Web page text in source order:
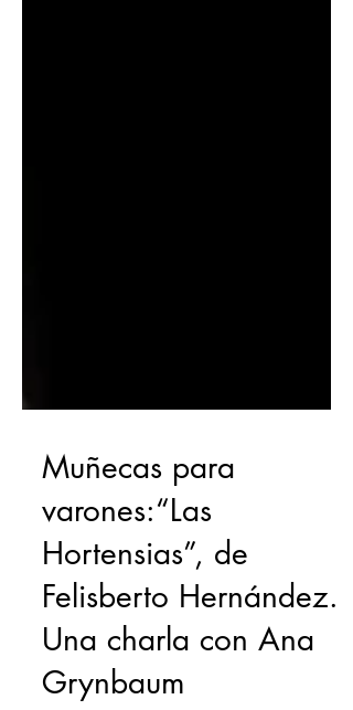
Muñecas para
varones:“Las
Hortensias”, de
Felisberto Hernández.
Una charla con Ana